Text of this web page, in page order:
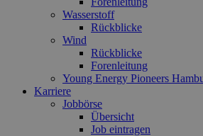
Wasserstoff
Rückblicke
Wind
Rückblicke
Forenleitung
Young Energy Pioneers
Karriere
Jobbörse
Übersicht
Job eintragen